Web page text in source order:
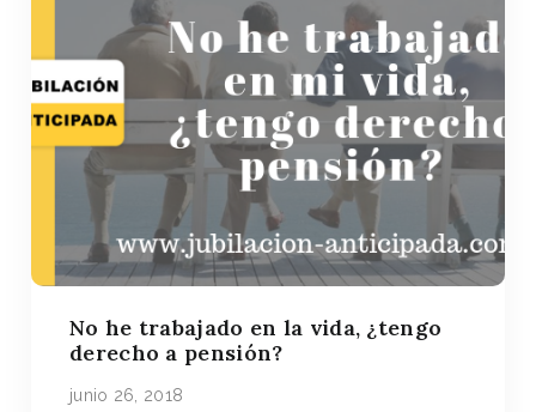
No he trabajado en la vida, ¿tengo
derecho a pensión?
junio 26, 2018